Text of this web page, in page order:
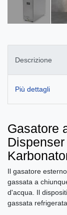
Descrizione
Più dettagli
Gasatore
Il gasatore
gassata a
d'acqua. Il
gassata